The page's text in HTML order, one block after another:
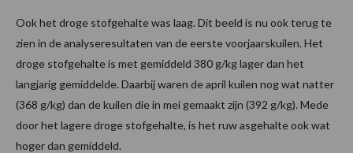
Ook het droge stofgehalte was laag. Dit beeld is nu ook terug te
zien in de analyseresultaten van de eerste voorjaarskuilen. Het
droge stofgehalte is met gemiddeld 380 g/kg lager dan het
langjarig gemiddelde. Daarbij waren de april kuilen nog wat natter
(368 g/kg) dan de kuilen die in mei gemaakt zijn (392 g/kg). Mede
door het lagere droge stofgehalte, is het ruw asgehalte ook wat
hoger dan gemiddeld.